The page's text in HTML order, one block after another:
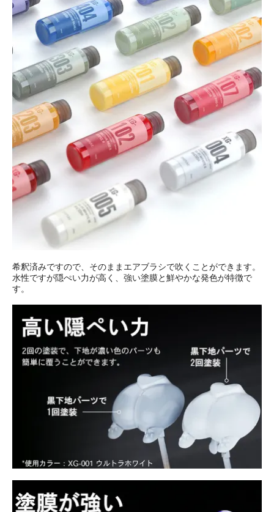
希釈済みですので、そのままエアブラシで吹くことができます。
水性ですが隠ぺい力が高く、強い塗膜と鮮やかな発色が特徴で
す。